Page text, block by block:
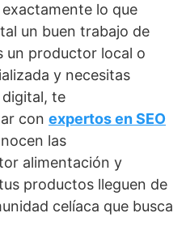
lo que
un buen trabajo de
un productor local o
y necesitas
te
con expertos en SEO
las
alimentación y
productos lleguen de
celíaca que busca